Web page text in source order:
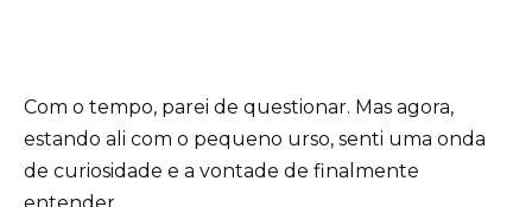
Com o tempo, parei de questionar. Mas agora,
estando ali com o pequeno urso, senti uma onda
de curiosidade e a vontade de finalmente